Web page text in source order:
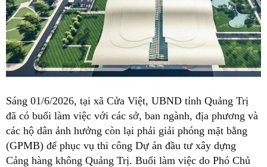
Sáng 01/6/2026, tại xã Cửa Việt, UBND tỉnh Quảng Trị
đã có buổi làm việc với các sở, ban ngành, địa phương và
các hộ dân ảnh hưởng còn lại phải giải phóng mặt bằng
(GPMB) để phục vụ thi công Dự án đầu tư xây dựng
Cảng hàng không Quảng Trị. Buổi làm việc do Phó Chủ